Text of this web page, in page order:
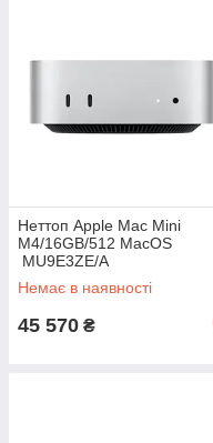
Неттоп Apple Mac Mini
M4/16GB/512 MacOS
MU9E3ZE/A
Немає в наявності
45 570 ₴